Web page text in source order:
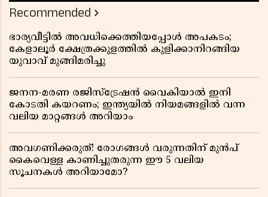
Recommended
ഭാര്യവീട്ടിൽ അവധിക്കെത്തിയപ്പോൾ അപകടം;
കേളാലൂർ ക്ഷേത്രക്കുളത്തിൽ കുളിക്കാനിറങ്ങിയ
യുവാവ് മുങ്ങിമരിച്ചു
ജനന-മരണ രജിസ്ട്രേഷൻ വൈകിയാൽ ഇനി
കോടതി കയറണം; ഇന്ത്യയിൽ നിയമങ്ങളിൽ വന്ന
വലിയ മാറ്റങ്ങൾ അറിയാം
അവഗണിക്കരുത്! രോഗങ്ങൾ വരുന്നതിന് മുൻപ്
കൈവെള്ള കാണിച്ചുതരുന്ന ഈ 5 വലിയ
സൂചനകൾ അറിയാമോ?